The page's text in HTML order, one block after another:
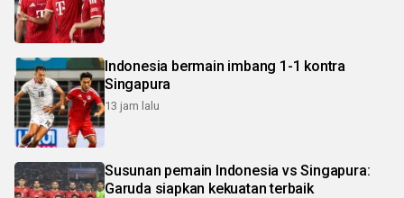
Indonesia bermain imbang 1-1 kontra
Singapura
13 jam lalu
Susunan pemain Indonesia vs Singapura:
Garuda siapkan kekuatan terbaik